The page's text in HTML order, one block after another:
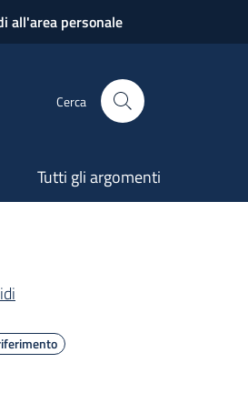
all'area personale
Cerca
Tutti gli argomenti